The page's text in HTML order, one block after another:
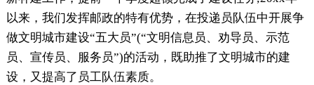
以来，我们发挥邮政的特有优势，在投递员队伍中开展争
做文明城市建设“五大员”(“文明信息员、劝导员、示范
员、宣传员、服务员”)的活动，既助推了文明城市的建
设，又提高了员工队伍素质。